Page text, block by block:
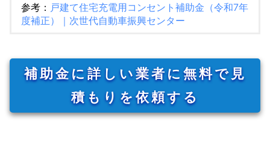
参考： 戸建て住宅充電用コンセント補助金（令和7年
度補正）｜次世代自動車振興センター
補助金に詳しい業者に無料で見
積もりを依頼する